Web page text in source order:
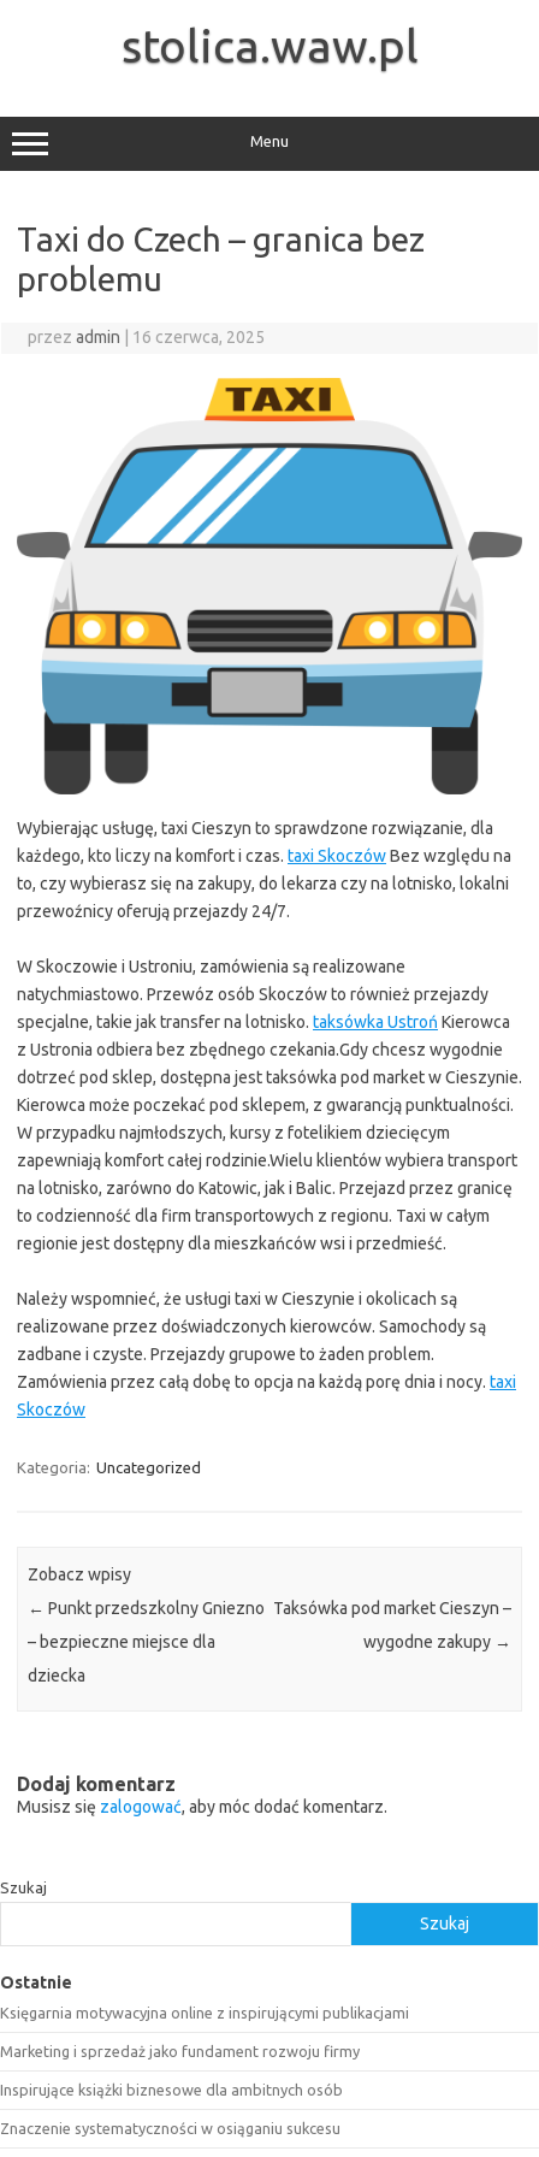
stolica.waw.pl
Menu
Taxi do Czech – granica bez
problemu
przez admin 16 czerwca, 2025
Wybierając usługę, taxi Cieszyn to sprawdzone rozwiązanie, dla
każdego, kto liczy na komfort i czas. taxi SkoczówBez względu na
to, czy wybierasz się na zakupy, do lekarza czy na lotnisko, lokalni
przewoźnicy oferują przejazdy 24/7.
W Skoczowie i Ustroniu, zamówienia są realizowane
natychmiastowo. Przewóz osób Skoczów to również przejazdy
specjalne, takie jak transfer na lotnisko. taksówka Ustroń Kierowca
z Ustronia odbiera bez zbędnego czekania.Gdy chcesz wygodnie
dotrzeć pod sklep, dostępna jest taksówka pod market w Cieszynie.
Kierowca może poczekać pod sklepem, z gwarancją punktualności.
W przypadku najmłodszych, kursy z fotelikiem dziecięcym
zapewniają komfort całej rodzinie.Wielu klientów wybiera transport
na lotnisko, zarówno do Katowic, jak i Balic. Przejazd przez granicę
to codzienność dla firm transportowych z regionu. Taxi w całym
regionie jest dostępny dla mieszkańców wsi i przedmieść.
Należy wspomnieć, że usługi taxi w Cieszynie i okolicach są
realizowane przez doświadczonych kierowców. Samochody są
zadbane i czyste. Przejazdy grupowe to żaden problem.
Zamówienia przez całą dobę to opcja na każdą porę dnia i nocy. taxi
Skoczów
Kategoria: Uncategorized
Zobacz wpisy
← Punkt przedszkolny Gniezno
– bezpieczne miejsce dla
dziecka
Taksówka pod market Cieszyn –
wygodne zakupy →
Dodaj komentarz
Musisz się zalogować, aby móc dodać komentarz.
Szukaj
Szukaj
Ostatnie
Księgarnia motywacyjna online z inspirującymi publikacjami
Marketing i sprzedaż jako fundament rozwoju firmy
Inspirujące książki biznesowe dla ambitnych osób
Znaczenie systematyczności w osiąganiu sukcesu